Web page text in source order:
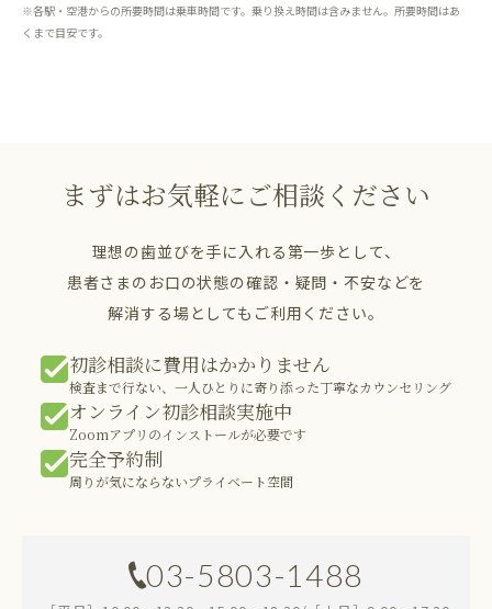
※各駅・空港からの所要時間は乗車時間です。乗り換え時間は含みません。所要時間はあ
くまで目安です。
まずはお気軽にご相談ください
理想の歯並びを手に入れる第一歩として、
患者さまのお口の状態の確認・疑問・不安などを
解消する場としてもご利用ください。
初診相談に費用はかかりません
検査まで行ない、一人ひとりに寄り添った丁寧なカウンセリング
オンライン初診相談実施中
Zoomアプリのインストールが必要です
完全予約制
周りが気にならないプライベート空間
03-5803-1488